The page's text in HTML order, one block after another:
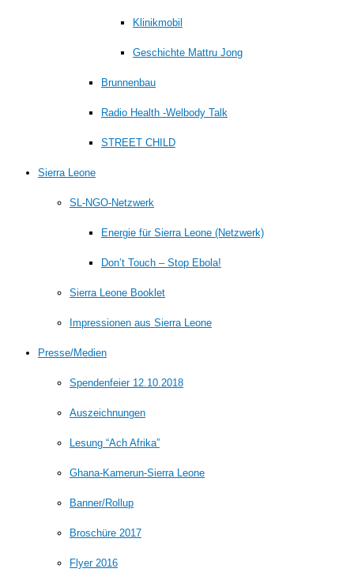
Klinikmobil
Geschichte Mattru Jong
Brunnenbau
Radio Health -Welbody Talk
STREET CHILD
Sierra Leone
SL-NGO-Netzwerk
Energie für Sierra Leone (Netzwerk)
Don’t Touch – Stop Ebola!
Sierra Leone Booklet
Impressionen aus Sierra Leone
Presse/Medien
Spendenfeier 12.10.2018
Auszeichnungen
Lesung “Ach Afrika”
Ghana-Kamerun-Sierra Leone
Banner/Rollup
Broschüre 2017
Flyer 2016